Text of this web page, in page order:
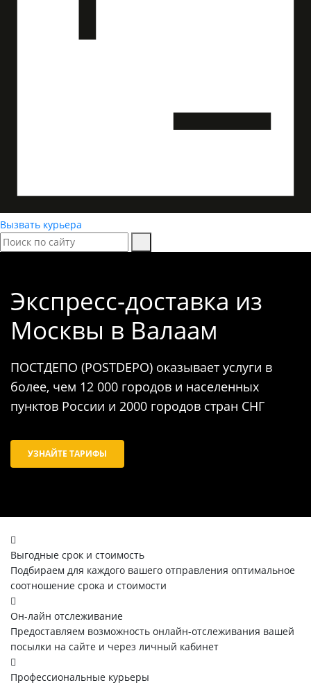
Вызвать курьера
Экспресс-доставка из
Москвы в Валаам
ПОСТДЕПО (POSTDEPO) оказывает услуги в
более, чем 12 000 городов и населенных
пунктов России и 2000 городов стран СНГ
УЗНАЙТЕ ТАРИФЫ
Выгодные срок и стоимость
Подбираем для каждого вашего отправления оптимальное
соотношение срока и стоимости
Он-лайн отслеживание
Предоставляем возможность онлайн-отслеживания вашей
посылки на сайте и через личный кабинет
Профессиональные курьеры